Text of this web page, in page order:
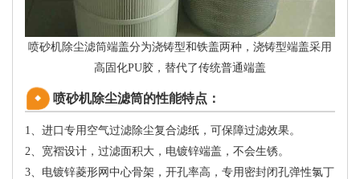
喷砂机除尘滤筒端盖分为浇铸型和铁盖两种，浇铸型端盖采用
高固化PU胶，替代了传统普通端盖
喷砂机除尘滤筒的性能特点：
1、进口专用空气过滤除尘复合滤纸，可保障过滤效果。
2、宽褶设计，过滤面积大，电镀锌端盖，不会生锈。
3、电镀锌菱形网中心骨架，开孔率高，专用密封闭孔弹性氯丁